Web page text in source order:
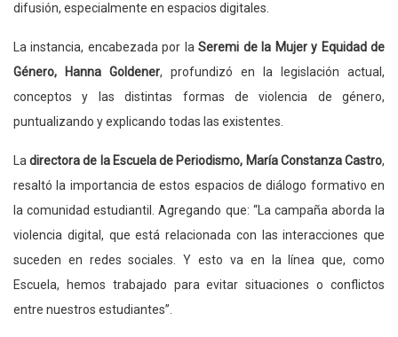
difusión, especialmente en espacios digitales.
La instancia, encabezada por laSeremi de la Mujer y Equidad de
Género, Hanna Goldener, profundizó en la legislación actual,
conceptos y las distintas formas de violencia de género,
puntualizando y explicando todas las existentes.
Ladirectora de la Escuela de Periodismo, María Constanza Castro,
resaltó la importancia de estos espacios de diálogo formativo en
la comunidad estudiantil. Agregando que: “La campaña aborda la
violencia digital, que está relacionada con las interacciones que
suceden en redes sociales. Y esto va en la línea que, como
Escuela, hemos trabajado para evitar situaciones o conflictos
entre nuestros estudiantes”.